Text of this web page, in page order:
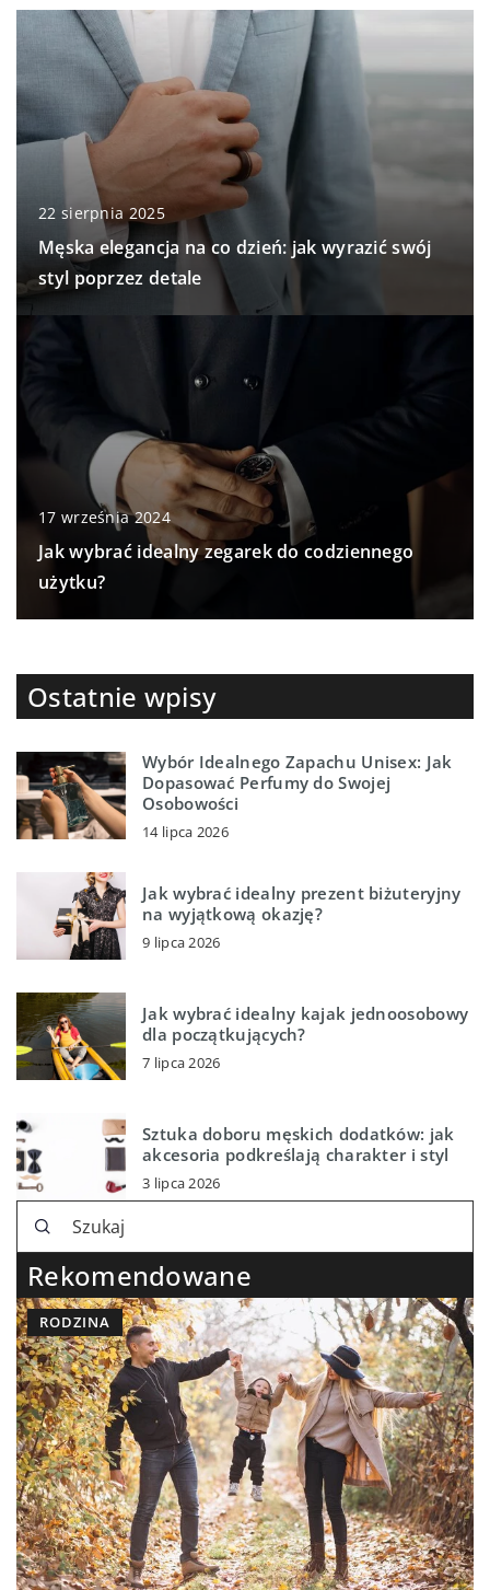
22 sierpnia 2025
Męska elegancja na co dzień: jak wyrazić swój
styl poprzez detale
17 września 2024
Jak wybrać idealny zegarek do codziennego
użytku?
Ostatnie wpisy
Wybór Idealnego Zapachu Unisex: Jak
Dopasować Perfumy do Swojej
Osobowości
14 lipca 2026
Jak wybrać idealny prezent biżuteryjny
na wyjątkową okazję?
9 lipca 2026
Jak wybrać idealny kajak jednoosobowy
dla początkujących?
7 lipca 2026
Sztuka doboru męskich dodatków: jak
akcesoria podkreślają charakter i styl
3 lipca 2026
Rekomendowane
RODZINA